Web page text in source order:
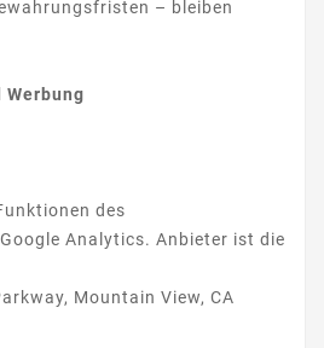
– bleiben
Werbung
des
Analytics. Anbieter ist die
Mountain View, CA